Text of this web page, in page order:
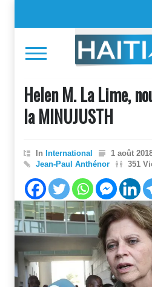
Helen M. La Lime,
la MINUJUSTH
In International
1 août
Jean-Paul Anthénor
351